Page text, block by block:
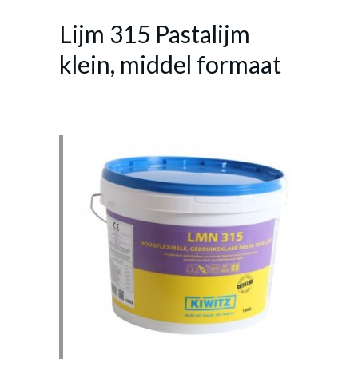
Lijm 315 Pastalijm
klein, middel formaat